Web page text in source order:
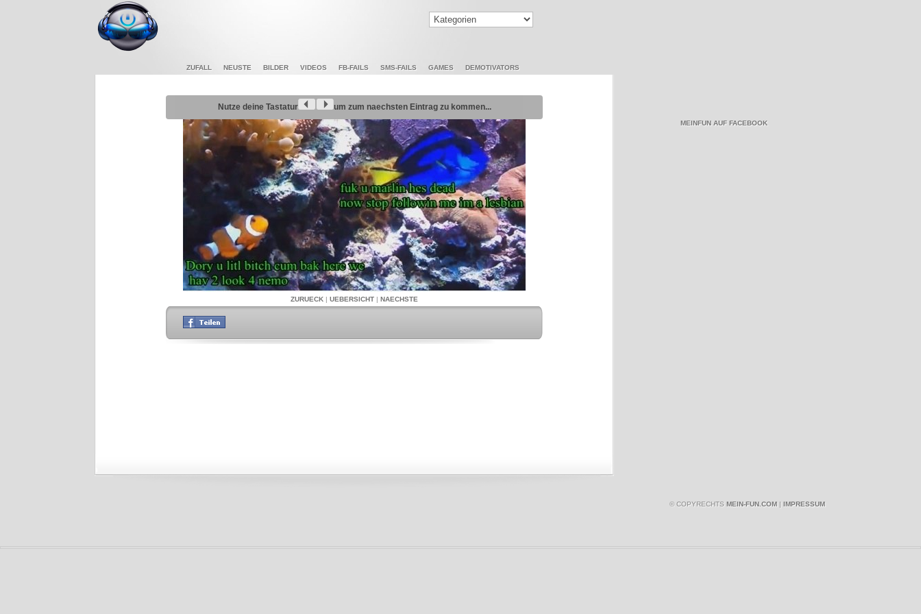
ZUFALL NEUSTE BILDER VIDEOS FB-FAILS SMS-FAILS GAMES DEMOTIVATORS
Nutze deine Tastatur um zum naechsten Eintrag zu kommen...
ZURUECK | UEBERSICHT | NAECHSTE
MEINFUN AUF FACEBOOK
© COPYRECHTS MEIN-FUN.COM | IMPRESSUM